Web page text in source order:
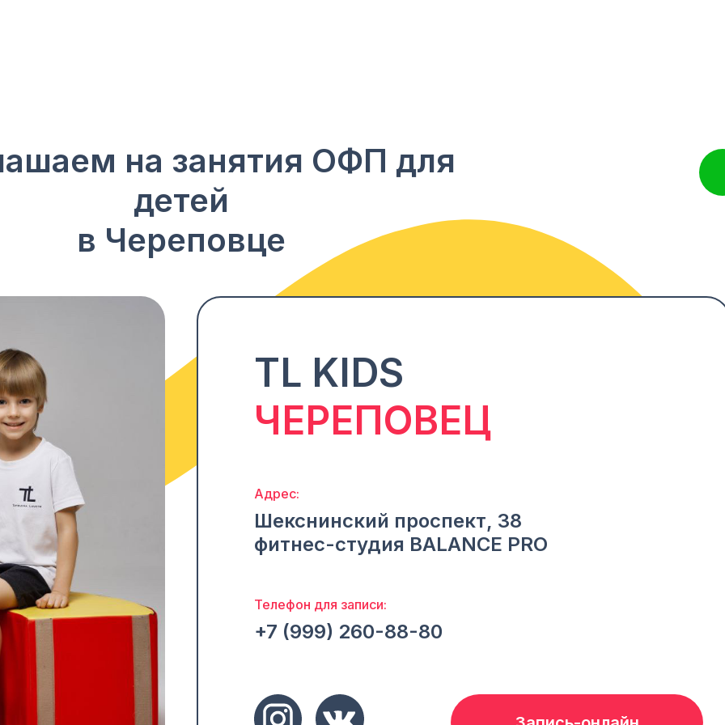
на занятия ОФП для
детей
в Череповце
TL KIDS
ЧЕРЕПОВЕЦ
Шекснинский проспект, 38
фитнес-студия BALANCE PRO
Адрес:
Телефон для записи:
+7 (999) 260-88-80